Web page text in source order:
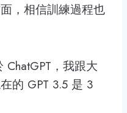
，相信訓練過程也
，我跟大
的 GPT 3.5 是 3